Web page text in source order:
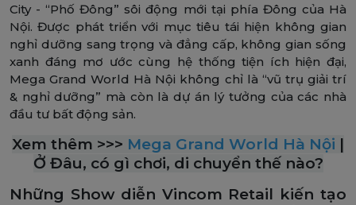
City - “Phố Đông” sôi động mới tại phía Đông của Hà
Nội. Được phát triển với mục tiêu tái hiện không gian
nghỉ dưỡng sang trọng và đẳng cấp, không gian sống
xanh đáng mơ ước cùng hệ thống tiện ích hiện đại,
Mega Grand World Hà Nội không chỉ là “vũ trụ giải trí
& nghỉ dưỡng” mà còn là dự án lý tưởng của các nhà
đầu tư bất động sản.
Xem thêm >>> Mega Grand World Hà Nội |
Ở Đâu, có gì chơi, di chuyển thế nào?
Những Show diễn Vincom Retail kiến tạo